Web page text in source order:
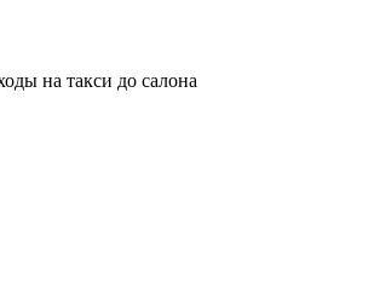
на такси до салона